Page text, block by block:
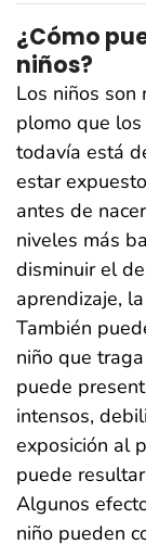
¿Cómo
niños?
Los niños son
plomo que
todavía está
estar
antes de
niveles más
disminuir el
aprendizaje,
También
niño que
puede
intensos,
exposición al
puede
Algunos
niño pueden